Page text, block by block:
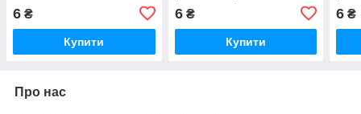
6 ₴
Купити
6₴
Купити
6 ₴
Про нас